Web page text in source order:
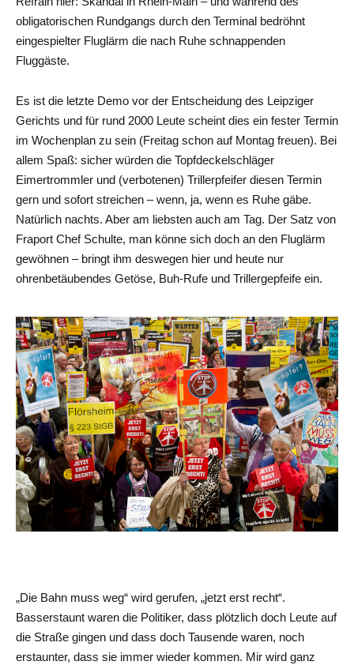
obligatorischen Rundgangs durch den Terminal bedröhnt
eingespielter Fluglärm die nach Ruhe schnappenden
Fluggäste.
Es ist die letzte Demo vor der Entscheidung des Leipziger
Gerichts und für rund 2000 Leute scheint dies ein fester Termin
im Wochenplan zu sein (Freitag schon auf Montag freuen). Bei
allem Spaß: sicher würden die Topfdeckelschläger
Eimertrommler und (verbotenen) Trillerpfeifer diesen Termin
gern und sofort streichen – wenn, ja, wenn es Ruhe gäbe.
Natürlich nachts. Aber am liebsten auch am Tag. Der Satz von
Fraport Chef Schulte, man könne sich doch an den Fluglärm
gewöhnen – bringt ihm deswegen hier und heute nur
ohrenbetäubendes Getöse, Buh-Rufe und Trillergepfeife ein.
„Die Bahn muss weg“ wird gerufen, „jetzt erst recht“.
Basserstaunt waren die Politiker, dass plötzlich doch Leute auf
die Straße gingen und dass doch Tausende waren, noch
erstaunter, dass sie immer wieder kommen. Mir wird ganz